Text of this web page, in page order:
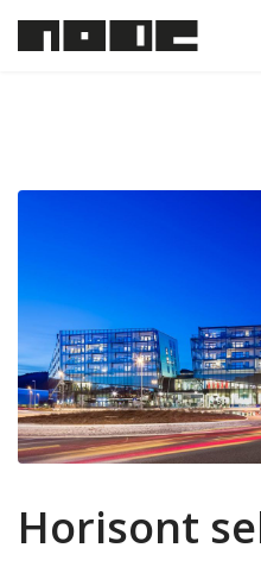
Horisont